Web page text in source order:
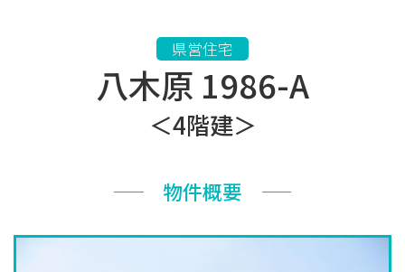
緊急通報システムについて
賃貸店舗・事務所
よくある質問
ぐんま住まいの
現在お住まい
県営住宅
八木原 1986-A
＜4階建＞
物件概要